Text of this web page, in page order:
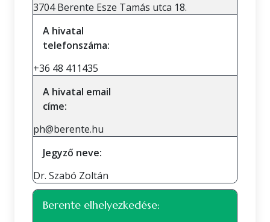
3704 Berente Esze Tamás utca 18.
A hivatal
telefonszáma:
+36 48 411435
A hivatal email
címe:
ph@berente.hu
Jegyző neve:
Dr. Szabó Zoltán
Berente elhelyezkedése: